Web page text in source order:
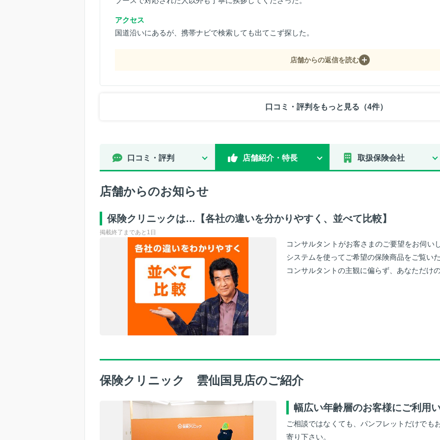
アクセス
国道沿いにあるが、携帯ナビで検索しても出てこず探した。
店舗からの返信を読む
口コミ・評判をもっと見る（4件）
口コミ・評判 店舗紹介・特長 取扱保険会社
店舗からのお知らせ
保険クリニックは…【各社の違いを分かりやすく、並べて比較】
掲載終了まであと1日
コンサルタントがお客さまのご要望をお伺い
システムを使ってご希望の保険商品をご覧い
コンサルタントの主観に偏らず、あなただけ
保険クリニック 雲仙国見店のご紹介
幅広い年齢層のお客様にご利用
ご相談ではなくても、パンフレットだけでも
寄り下さい。